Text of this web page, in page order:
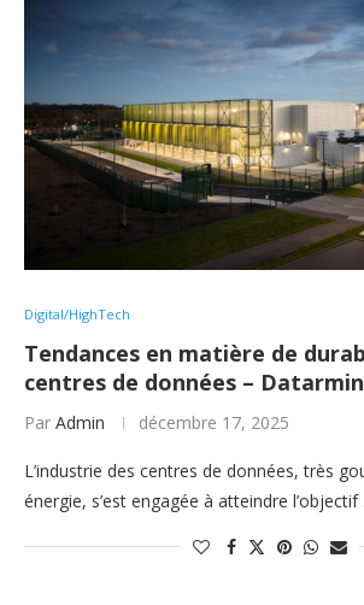
Digital/HighTech
Tendances en matière de
centres de données –
Par Admin décembre 17, 2025
L’industrie des centres de données, très
énergie, s’est engagée à atteindre